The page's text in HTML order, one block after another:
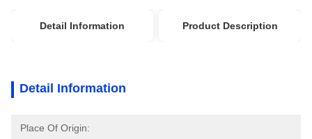
Detail Information Product Description
Detail Information
Place Of Origin: